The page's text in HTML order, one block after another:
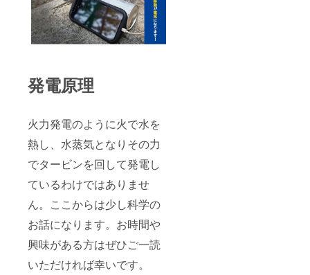
発電原理
火力発電のように火で水を
熱し、水蒸気となりその力
でタービンを回して発電し
ているわけではありませ
ん。ここからは少し科学の
お話になります。お時間や
興味がある方はぜひご一読
いただければ幸いです。